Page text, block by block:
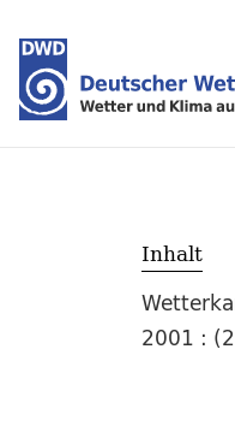
Inhalt
2001 :